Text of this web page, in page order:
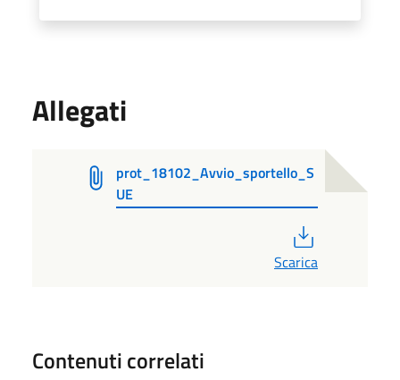
Allegati
prot_18102_Avvio_sportello_S
UE
Scarica
Contenuti correlati